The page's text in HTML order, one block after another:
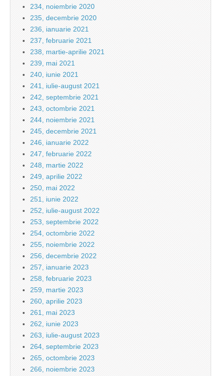
234, noiembrie 2020
235, decembrie 2020
236, ianuarie 2021
237, februarie 2021
238, martie-aprilie 2021
239, mai 2021
240, iunie 2021
241, iulie-august 2021
242, septembrie 2021
243, octombrie 2021
244, noiembrie 2021
245, decembrie 2021
246, ianuarie 2022
247, februarie 2022
248, martie 2022
249, aprilie 2022
250, mai 2022
251, iunie 2022
252, iulie-august 2022
253, septembrie 2022
254, octombrie 2022
255, noiembrie 2022
256, decembrie 2022
257, ianuarie 2023
258, februarie 2023
259, martie 2023
260, aprilie 2023
261, mai 2023
262, iunie 2023
263, iulie-august 2023
264, septembrie 2023
265, octombrie 2023
266, noiembrie 2023